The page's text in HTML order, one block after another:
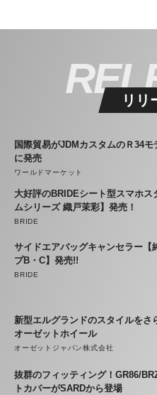
リリ
国際貿易がJDMカスタムのＲ34
に発売
ワールドマーケット
大好評のBRIDEシート型スマホス
ムシリーズ 織戸茉彩】発売！
BRIDE
サイドエアバッグキャンセラー【
プB・C】発売!!
BRIDE
新型エルグランドのスタイルをさ
オーゼットホイール
オーゼットジャパン株式会社
抜群のフィッティング！GR86/
トカバーがSARDから登場